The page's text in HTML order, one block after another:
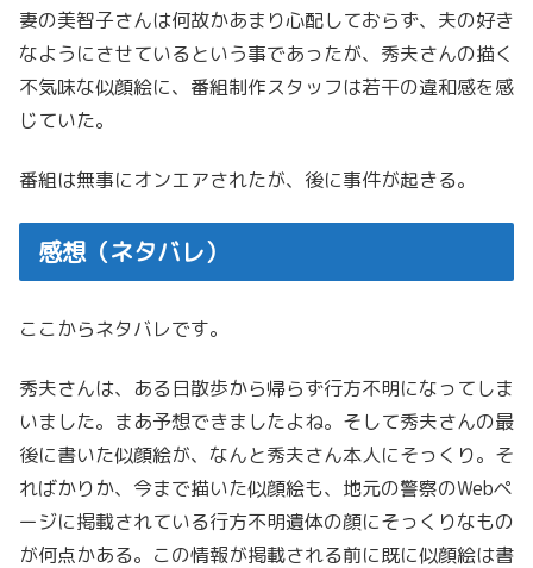
妻の美智子さんは何故かあまり心配しておらず、夫の好き
なようにさせているという事であったが、秀夫さんの描く
不気味な似顔絵に、番組制作スタッフは若干の違和感を感
じていた。
番組は無事にオンエアされたが、後に事件が起きる。
感想（ネタバレ）
ここからネタバレです。
秀夫さんは、ある日散歩から帰らず行方不明になってしま
いました。まあ予想できましたよね。そして秀夫さんの最
後に書いた似顔絵が、なんと秀夫さん本人にそっくり。そ
ればかりか、今まで描いた似顔絵も、地元の警察のWebペ
ージに掲載されている行方不明遺体の顔にそっくりなもの
が何点かある。この情報が掲載される前に既に似顔絵は書